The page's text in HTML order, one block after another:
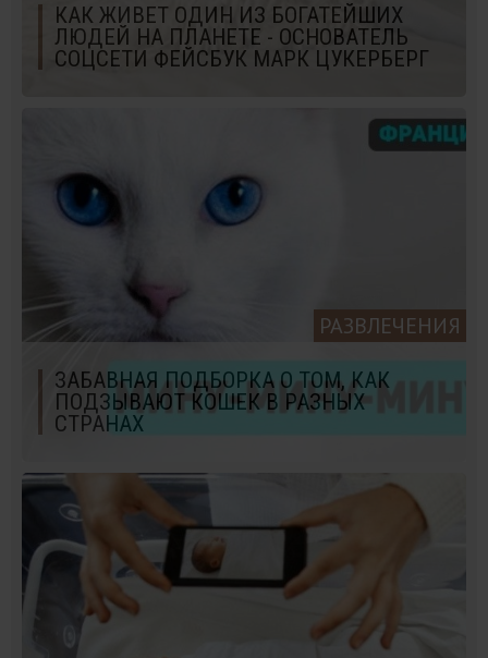
КАК ЖИВЕТ ОДИН ИЗ БОГАТЕЙШИХ
ЛЮДЕЙ НА ПЛАНЕТЕ - ОСНОВАТЕЛЬ
СОЦСЕТИ ФЕЙСБУК МАРК ЦУКЕРБЕРГ
РАЗВЛЕЧЕНИЯ
ЗАБАВНАЯ ПОДБОРКА О ТОМ, КАК
ПОДЗЫВАЮТ КОШЕК В РАЗНЫХ
СТРАНАХ